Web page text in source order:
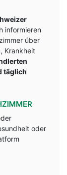
informieren
über
Krankheit
täglich
oder